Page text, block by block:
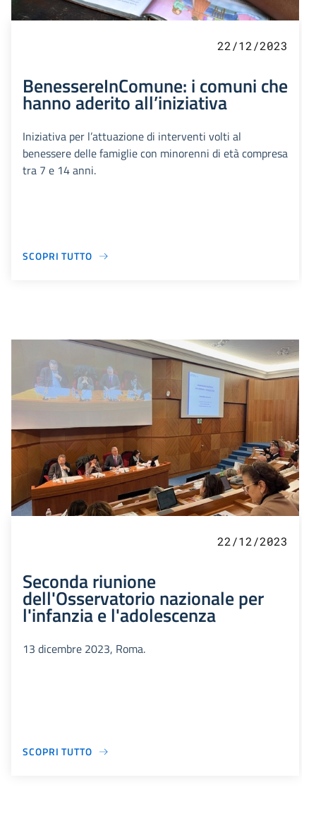
22/12/2023
BenessereInComune: i comuni che
hanno aderito all’iniziativa
Iniziativa per l’attuazione di interventi volti al
benessere delle famiglie con minorenni di età compresa
tra 7 e 14 anni.
SCOPRI TUTTO
22/12/2023
Seconda riunione
dell'Osservatorio nazionale per
l'infanzia e l'adolescenza
13 dicembre 2023, Roma.
SCOPRI TUTTO